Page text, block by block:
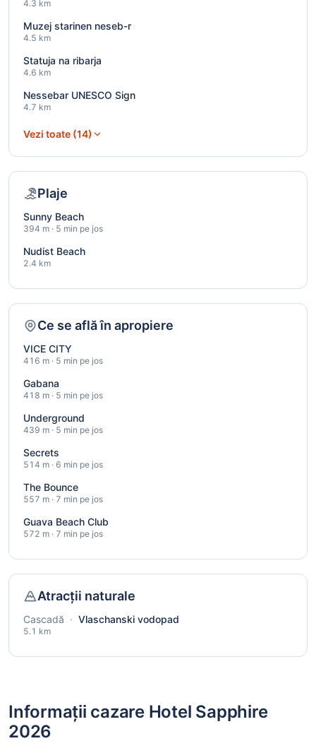
4.3 km
Muzej starinen neseb-r
4.5 km
Statuja na ribarja
4.6 km
Nessebar UNESCO Sign
4.7 km
Vezi toate (14)
Plaje
Sunny Beach
394 m · 5 min pe jos
Nudist Beach
2.4 km
Ce se află în apropiere
VICE CITY
416 m · 5 min pe jos
Gabana
418 m · 5 min pe jos
Underground
439 m · 5 min pe jos
Secrets
514 m · 6 min pe jos
The Bounce
557 m · 7 min pe jos
Guava Beach Club
572 m · 7 min pe jos
Atracții naturale
Cascadă · Vlaschanski vodopad
5.1 km
Informații cazare Hotel Sapphire
2026